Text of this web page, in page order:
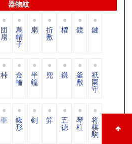
器物紋
団
扇
烏
帽
子
扇 折
敷
櫂 鏡 鍵
桛 金
輪
半
鐘
兜 鎌 釜
敷
祇
園
守
車 鍬
形
剣 笄 五
德
琴
柱
将
棋
駒